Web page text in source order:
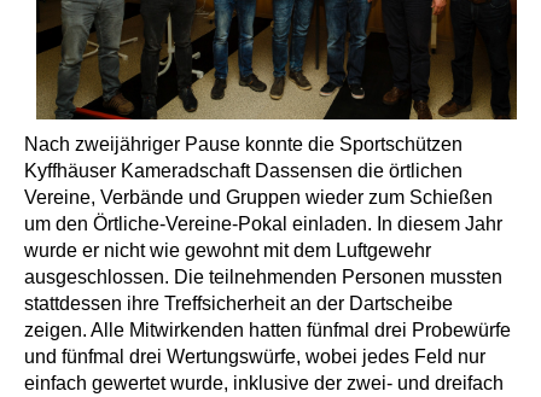
Nach zweijähriger Pause konnte die Sportschützen
Kyffhäuser Kameradschaft Dassensen die örtlichen
Vereine, Verbände und Gruppen wieder zum Schießen
um den Örtliche-Vereine-Pokal einladen. In diesem Jahr
wurde er nicht wie gewohnt mit dem Luftgewehr
ausgeschlossen. Die teilnehmenden Personen mussten
stattdessen ihre Treffsicherheit an der Dartscheibe
zeigen. Alle Mitwirkenden hatten fünfmal drei Probewürfe
und fünfmal drei Wertungswürfe, wobei jedes Feld nur
einfach gewertet wurde, inklusive der zwei- und dreifach